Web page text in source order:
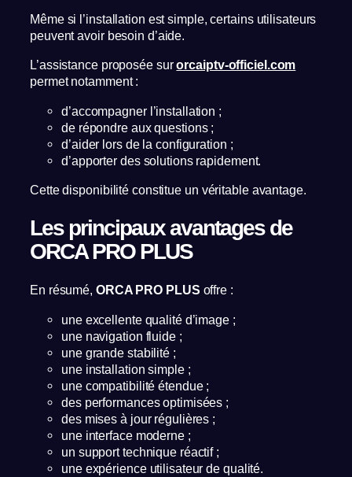
Même si l’installation est simple, certains utilisateurs
peuvent avoir besoin d’aide.
L’assistance proposée surorcaiptv-officiel.com
permet notamment :
d’accompagner l’installation ;
de répondre aux questions ;
d’aider lors de la configuration ;
d’apporter des solutions rapidement.
Cette disponibilité constitue un véritable avantage.
Les principaux avantages de
ORCA PRO PLUS
En résumé, ORCA PRO PLUS offre :
une excellente qualité d’image ;
une navigation fluide ;
une grande stabilité ;
une installation simple ;
une compatibilité étendue ;
des performances optimisées ;
des mises à jour régulières ;
une interface moderne ;
un support technique réactif ;
une expérience utilisateur de qualité.